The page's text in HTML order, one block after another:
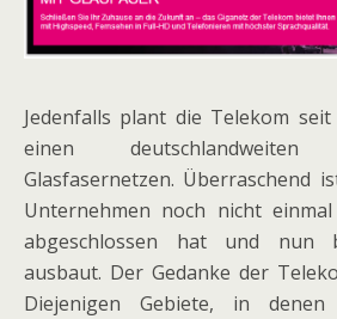
Jedenfalls plant die Telekom
einen
Glasfasernetzen. Überraschend
Unternehmen noch nicht einmal
abgeschlossen hat und nun
ausbaut. Der Gedanke der
Diejenigen Gebiete, in